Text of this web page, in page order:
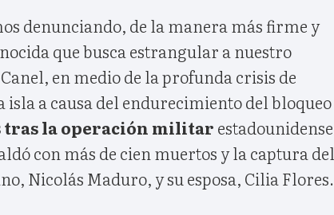
denunciando, de la manera más firme y
que busca estrangular a nuestro
en medio de la profunda crisis de
isla a causa del endurecimiento del bloqueo
tras la operación militarestadounidense
con más de cien muertos y la captura del
Nicolás Maduro, y su esposa, Cilia Flores.